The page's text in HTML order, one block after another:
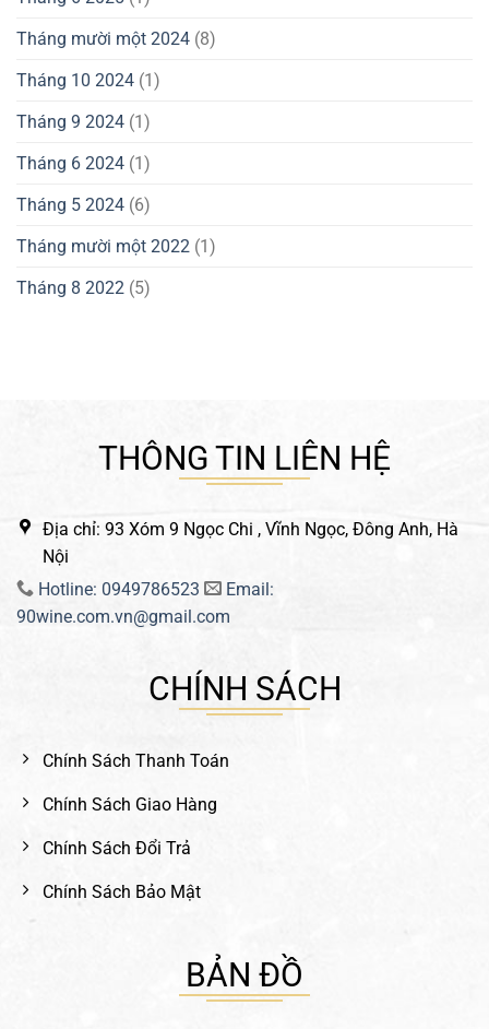
Tháng mười một 2024 (8)
Tháng 10 2024 (1)
Tháng 9 2024 (1)
Tháng 6 2024 (1)
Tháng 5 2024 (6)
Tháng mười một 2022 (1)
Tháng 8 2022 (5)
THÔNG TIN LIÊN HỆ
Địa chỉ: 93 Xóm 9 Ngọc Chi , Vĩnh Ngọc, Đông Anh, Hà
Nội
Hotline: 0949786523
Email:
90wine.com.vn@gmail.com
CHÍNH SÁCH
Chính Sách Thanh Toán
Chính Sách Giao Hàng
Chính Sách Đổi Trả
Chính Sách Bảo Mật
BẢN ĐỒ